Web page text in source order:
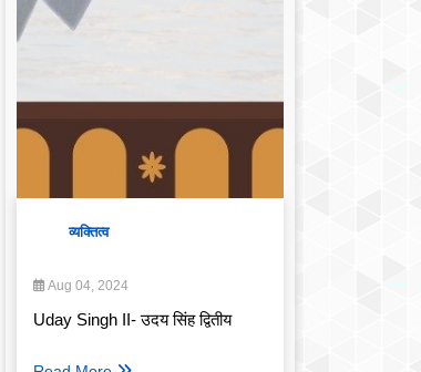
व्यक्तित्व
Aug 04, 2024
Uday Singh II- उदय सिंह द्वितीय